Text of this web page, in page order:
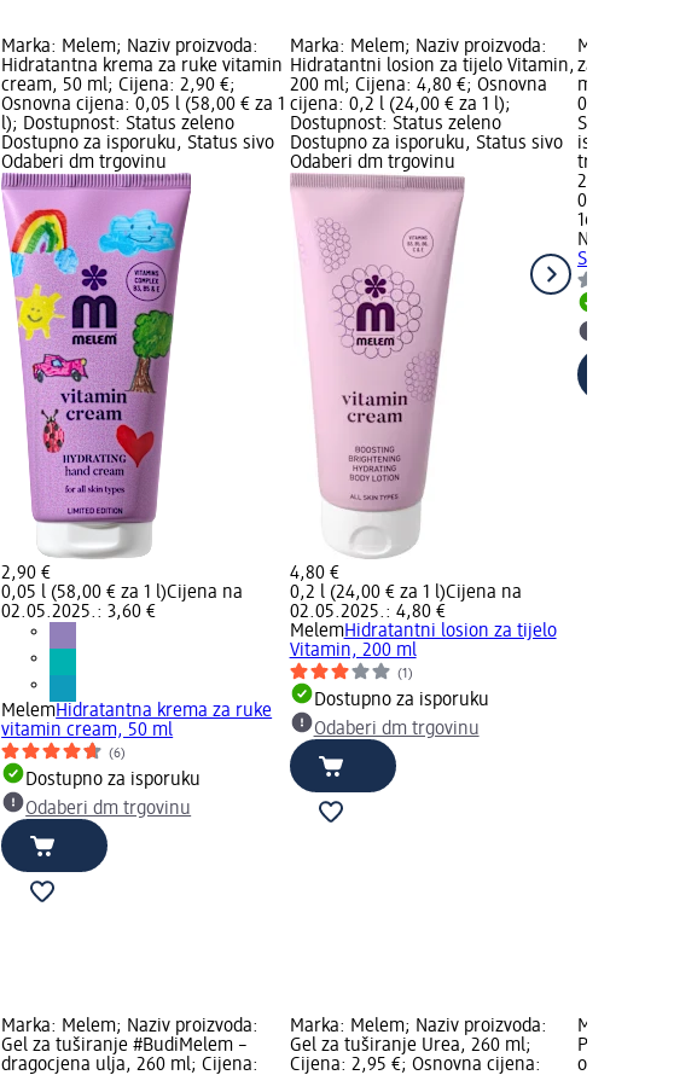
Marka: Melem; Naziv proizvoda:
Hidratantna krema za ruke vitamin
cream, 50 ml; Cijena: 2,90 €;
Osnovna cijena: 0,05 l (58,00 € za 1
l); Dostupnost: Status zeleno
Dostupno za isporuku, Status sivo
Odaberi dm trgovinu
2,90 €
0,05 l (58,00 € za 1 l)Cijena na
02.05.2025.: 3,60 €
MelemHidratantna krema za ruke
vitamin cream, 50 ml
(6)
Dostupno za isporuku
Odaberi dm trgovinu
Marka: Melem; Naziv proizvoda:
Hidratantni losion za tijelo Vitamin,
200 ml; Cijena: 4,80 €; Osnovna
cijena: 0,2 l (24,00 € za 1 l);
Dostupnost: Status zeleno
Dostupno za isporuku, Status sivo
Odaberi dm trgovinu
4,80 €
0,2 l (24,00 € za 1 l)Cijena na
02.05.2025.: 4,80 €
MelemHidratantni losion za tijelo
Vitamin, 200 ml
(1)
Dostupno za isporuku
Odaberi dm trgovinu
Marka:
za
ml; Cijena:
0,25 l
Status
isporuku,
trgovinu
2,60 €
0,25 l
NIVEA
Sensitive,
Marka: Melem; Naziv proizvoda:
Gel za tuširanje #BudiMelem –
dragocjena ulja, 260 ml; Cijena:
Marka: Melem; Naziv proizvoda:
Gel za tuširanje Urea, 260 ml;
Cijena: 2,95 €; Osnovna cijena:
Marka:
Prirodna
osjetljivu